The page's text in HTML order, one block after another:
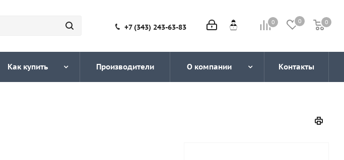
0 0 0
0
+7 (343) 243-63-83
Как купить Производители О компании Контакты